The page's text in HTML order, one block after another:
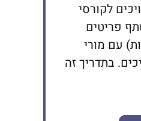
לקורסי
פריטים
עם מורי
בתדריך זה